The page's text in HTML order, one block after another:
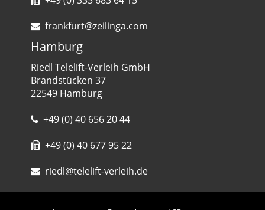
frankfurt@zeilinga.com
Hamburg
Riedl Telelift-Verleih GmbH
Brandstücken 37
22549 Hamburg
+49 (0) 40 656 20 44
+49 (0) 40 677 95 22
riedl@telelift-verleih.de